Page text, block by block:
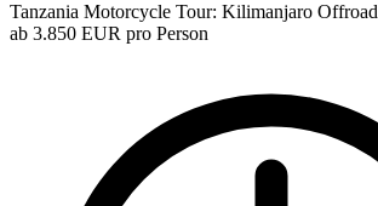
Tanzania Motorcycle Tour: Kilimanjaro Offroad
ab 3.850 EUR pro Person